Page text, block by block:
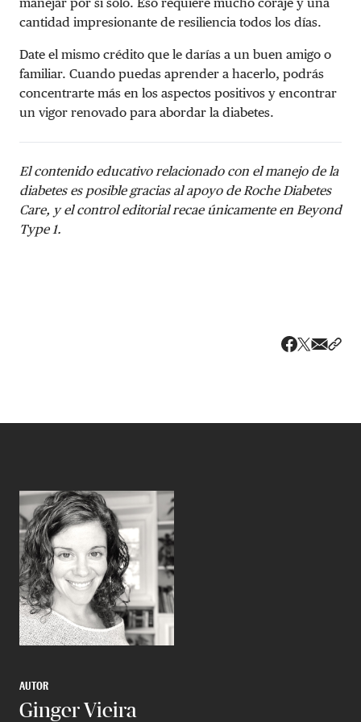
cantidad impresionante de resiliencia todos los días.
Date el mismo crédito que le darías a un buen amigo o
familiar. Cuando puedas aprender a hacerlo, podrás
concentrarte más en los aspectos positivos y encontrar
un vigor renovado para abordar la diabetes.
El contenido educativo relacionado con el manejo de la
diabetes es posible gracias al apoyo de Roche Diabetes
Care, y el control editorial recae únicamente en Beyond
Type1.
AUTOR
Ginger Vieira